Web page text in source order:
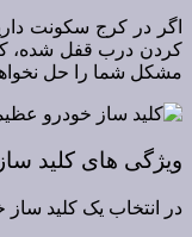
اگر در کرج سکونت
کردن درب قفل شده،
مشکل شما را حل
ویژگی های کلید
در انتخاب یک کلید